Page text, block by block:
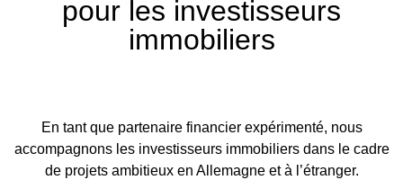
pour les investisseurs
immobiliers
En tant que partenaire financier expérimenté, nous
accompagnons les investisseurs immobiliers dans le cadre
de projets ambitieux en Allemagne et à l’étranger.